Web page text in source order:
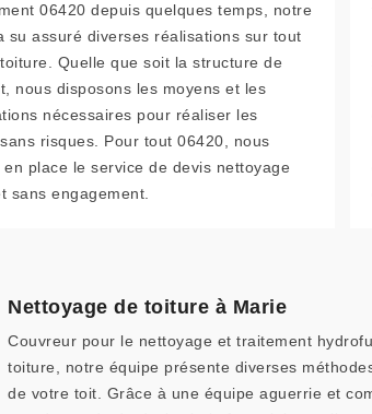
06420 depuis quelques temps, notre
su assuré diverses réalisations sur tout
Quelle que soit la structure de
nous disposons les moyens et les
nécessaires pour réaliser les
risques. Pour tout 06420, nous
en place le service de devis nettoyage
sans engagement.
Nettoyage de toiture à Marie
Couvreur pour le nettoyage et traitement
toiture, notre équipe présente diverses
de votre toit. Grâce à une équipe aguerrie et